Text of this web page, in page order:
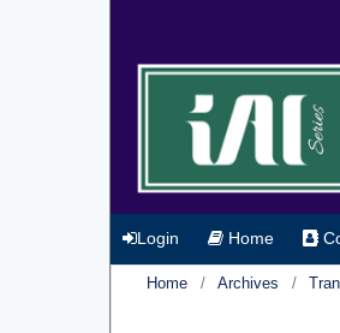
Login Home
Home / Archives /